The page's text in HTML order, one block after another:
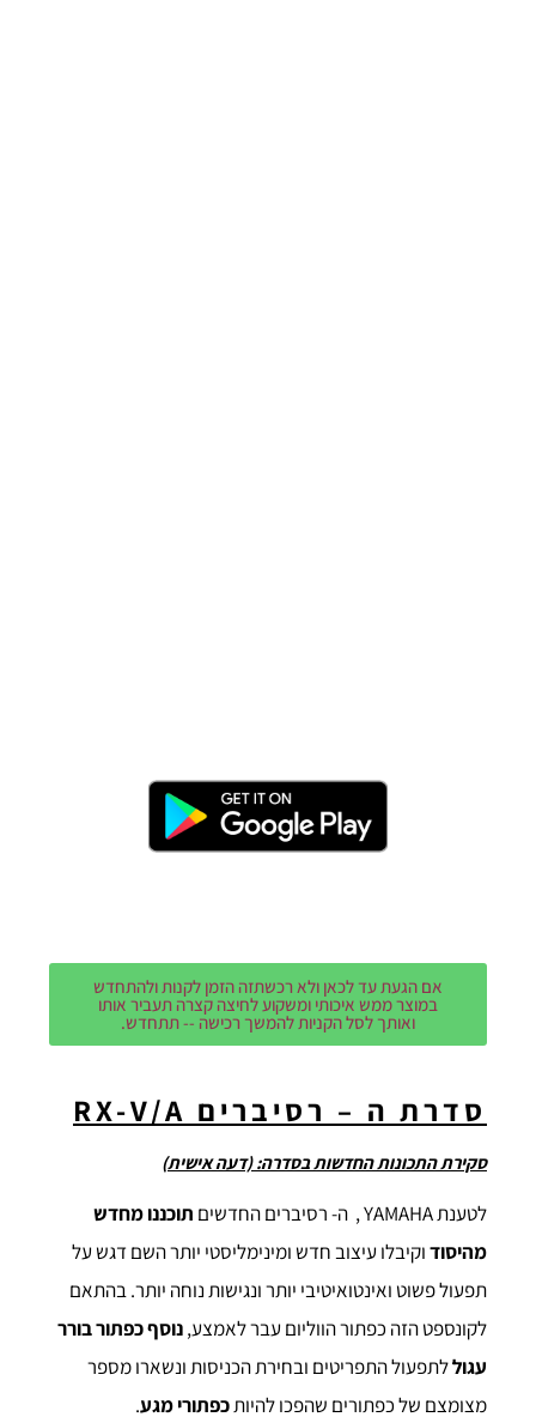
אם הגעת עד לכאן ולא רכשתזה הזמן לקנות ולהתחדש
במוצר ממש איכותי ומשקוע לחיצה קצרה תעביר אותו
ואותך לסל הקניות להמשך רכישה -- תתחדש.
סדרת ה – רסיברים RX-V/A
סקירת התכונות החדשות בסדרה: (דעה אישית)
לטענת YAMAHA , ה- רסיברים החדשים
תוכננו מחדש
מהיסודוקיבלו עיצוב חדש ומינימליסטי יותר השם דגש על
תפעול פשוט ואינטואיטיבי יותר ונגישות נוחה יותר. בהתאם
לקונספט הזה כפתור הווליום עבר לאמצע,נוסף כפתור בורר
עגוללתפעול התפריטים ובחירת הכניסות ונשארו מספר
מצומצם של כפתורים שהפכו להיותכפתורי מגע.